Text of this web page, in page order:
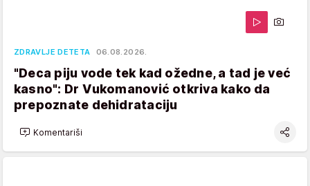
ZDRAVLJE DETETA 06.08.2026.
"Deca piju vode tek kad ožedne, a tad je već
kasno": Dr Vukomanović otkriva kako da
prepoznate dehidrataciju
Komentariši